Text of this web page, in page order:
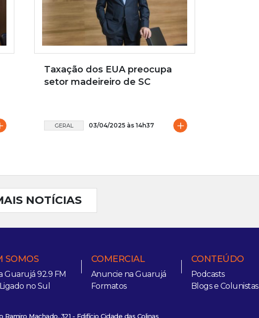
Taxação dos EUA preocupa
setor madeireiro de SC
GERAL 03/04/2025 às 14h37 +
NOTÍCIAS
SOMOS
Guarujá 92.9 FM
no Sul
COMERCIAL
Anuncie na Guarujá
Formatos
CONTEÚDO
Podcasts
Blogs e Colunistas
Ramiro Machado, 321 - Edifício Cidade das Colinas